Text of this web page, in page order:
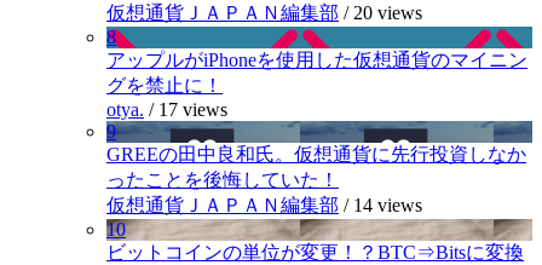
仮想通貨ＪＡＰＡＮ編集部 / 20 views
8
アップルがiPhoneを使用した仮想通貨のマイニン
グを禁止に！
otya. / 17 views
9
GREEの田中良和氏。仮想通貨に先行投資しなか
ったことを後悔していた！
仮想通貨ＪＡＰＡＮ編集部 / 14 views
10
ビットコインの単位が変更！？BTC⇒Bitsに変換